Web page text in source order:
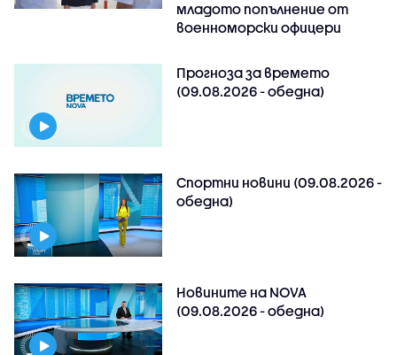
младото попълнение от
военноморски офицери
Прогноза за времето
(09.08.2026 - обедна)
Спортни новини (09.08.2026 -
обедна)
Новините на NOVA
(09.08.2026 - обедна)